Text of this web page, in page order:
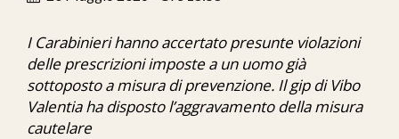
Sanità
Economia
Ita-Mondo
C7 Play
I Carabinieri hanno accertato presunte violazioni
delle prescrizioni imposte a un uomo già
sottoposto a misura di prevenzione. Il gip di Vibo
Valentia ha disposto l’aggravamento della misura
cautelare